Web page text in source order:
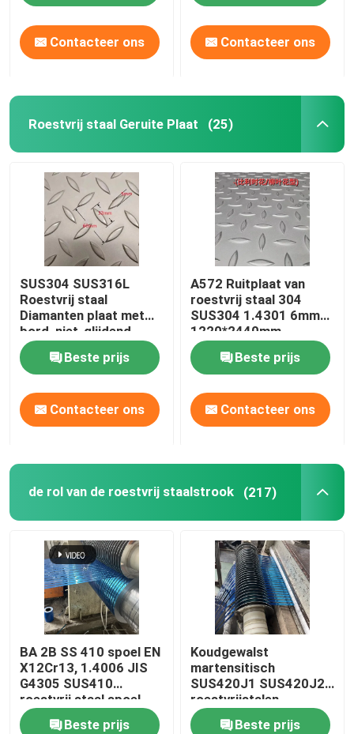
Contacteer ons Contacteer ons
Roestvrij staal Geruite Plaat (25)
SUS304 SUS316L
Roestvrij staal
Diamanten plaat met
bord, niet-glijdend,
geblazen plaat
3*1500*3000 mm
Beste prijs
Contacteer ons
A572 Ruitplaat van
roestvrij staal 304
SUS304 1.4301 6mm
1220*2440mm
Ruitplaat
Beste prijs
Contacteer ons
de rol van de roestvrij staalstrook (217)
BA 2B SS 410 spoel EN
X12Cr13, 1.4006 JIS
G4305 SUS410
roestvrij staal spoel
strip 0,3-3 mm
Beste prijs
Koudgewalst
martensitisch
SUS420J1 SUS420J2
roestvrijstalen
spoelband 0,3-3 mm
Beste prijs